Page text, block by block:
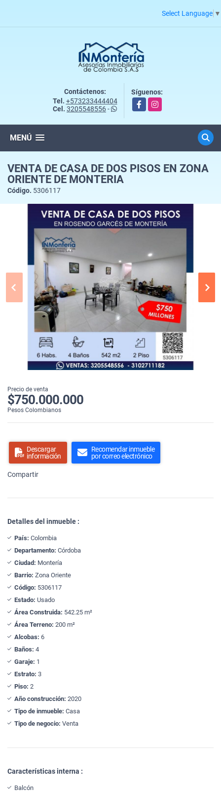
Select Language ▼
Contáctenos:
Tel. +573233444404
Cel. 3205548556-
Síguenos:
FacebookInstagram
MENÚ
VENTA DE CASA DE DOS PISOS EN ZONA
ORIENTE DE MONTERIA
Código. 5306117
Precio de venta
$750.000.000
Pesos Colombianos
Descargar
información
Recomendar inmueble
por correo electrónico
Compartir
Detalles del inmueble :
País: Colombia
Departamento: Córdoba
Ciudad: Montería
Barrio: Zona Oriente
Código: 5306117
Estado: Usado
Área Construida: 542.25 m²
Área Terreno: 200 m²
Alcobas: 6
Baños: 4
Garaje: 1
Estrato: 3
Piso: 2
Año construcción: 2020
Tipo de inmueble: Casa
Tipo de negocio: Venta
Características interna :
Balcón